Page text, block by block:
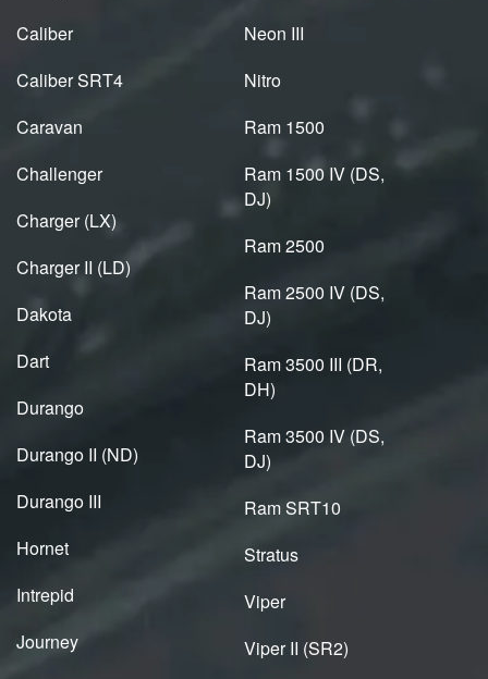
Caliber
Caliber SRT4
Caravan
Challenger
Charger (LX)
Charger II (LD)
Dakota
Dart
Durango
Durango II (ND)
Durango III
Hornet
Intrepid
Journey
Neon III
Nitro
Ram 1500
Ram 1500 IV (DS,
DJ)
Ram 2500
Ram 2500 IV (DS,
DJ)
Ram 3500 III (DR,
DH)
Ram 3500 IV (DS,
DJ)
Ram SRT10
Stratus
Viper
Viper II (SR2)